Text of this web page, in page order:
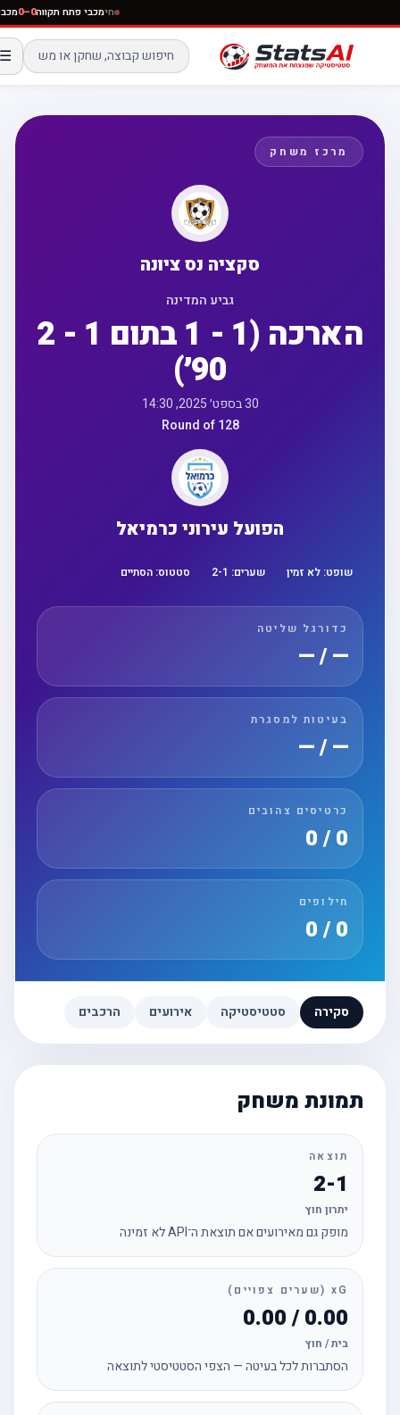
חימכבי פתח תקווה0–0
☰
מרכז משחק
סקציה נס ציונה
גביע המדינה
2 - 1 הארכה (1 - 1 בתום
90׳)
30 בספט׳ 2025, 14:30
Round of 128
הפועל עירוני כרמיאל
שופט:לא זמין שערים: 2 -1 סטטוס:הסתיים
כדורגל שליטה
— / —
בעיטות למסגרת
— / —
כרטיסים צהובים
חילופים
סקירה סטטיסטיקה אירועים הרכבים
תמונת משחק
תוצאה
2-1
יתרון חוץ
מופק גם מאירועים אם תוצאת ה־API לא זמינה
xG (שערים צפויים)
0.00 / 0.00
בית / חוץ
הסתברות לכל בעיטה — הצפי הסטטיסטי לתוצאה